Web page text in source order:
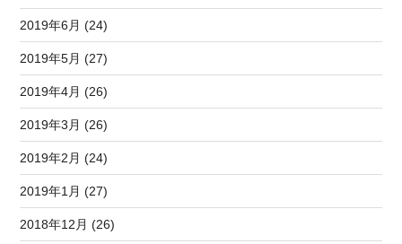
2019年6月 (24)
2019年5月 (27)
2019年4月 (26)
2019年3月 (26)
2019年2月 (24)
2019年1月 (27)
2018年12月 (26)